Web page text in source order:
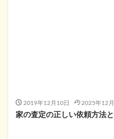
2019年12月10日 2025年12
家の査定の正しい依頼方法